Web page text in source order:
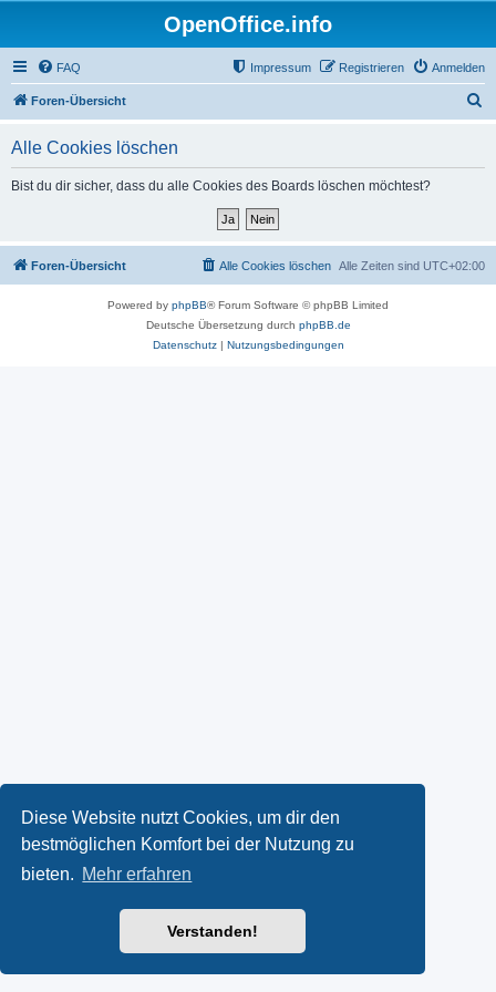
Diese Website nutzt Cookies, um dir den
bestmöglichen Komfort bei der Nutzung zu
bieten. Mehr erfahren
Verstanden!
OpenOffice.info
FAQ Anmelden
Registrieren
Impressum
Foren-Übersicht
Alle Cookies löschen
Bist du dir sicher, dass du alle Cookies des Boards löschen möchtest?
Foren-Übersicht Alle Zeiten sind UTC+02:00
Alle Cookies löschen
Powered by phpBB® Forum Software © phpBB Limited
Deutsche Übersetzung durch phpBB.de
Datenschutz| Nutzungsbedingungen